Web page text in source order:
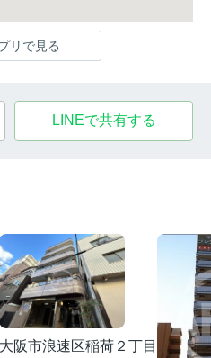
リで見る
LINEで共有する
大阪市浪速区稲荷２丁目